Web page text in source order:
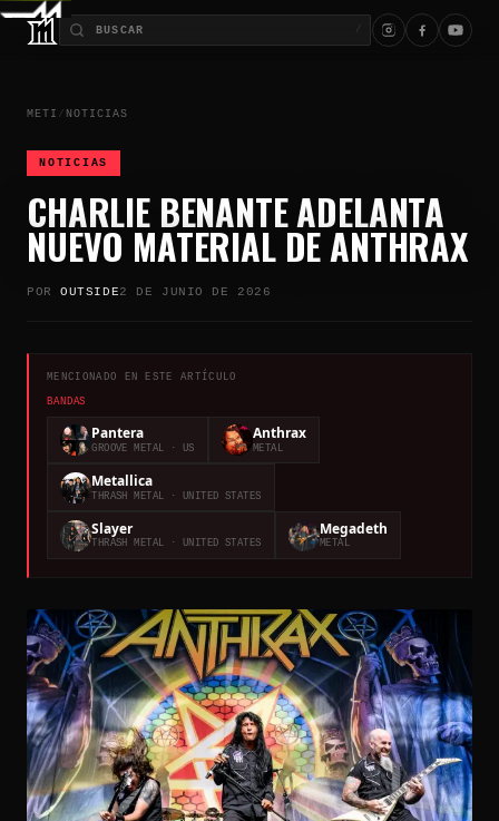
METI / NOTICIAS
NOTICIAS
CHARLIE BENANTE ADELANTA
NUEVO MATERIAL DE ANTHRAX
POR OUTSIDE2 DE JUNIO DE 2026
MENCIONADO EN ESTE ARTÍCULO
BANDAS
Pantera
GROOVE METAL · US
Anthrax
METAL
Metallica
THRASH METAL · UNITED STATES
Slayer
THRASH METAL · UNITED STATES
Megadeth
METAL